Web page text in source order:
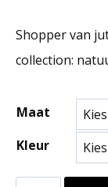
Shopper van
collection:
Maat
Kleur